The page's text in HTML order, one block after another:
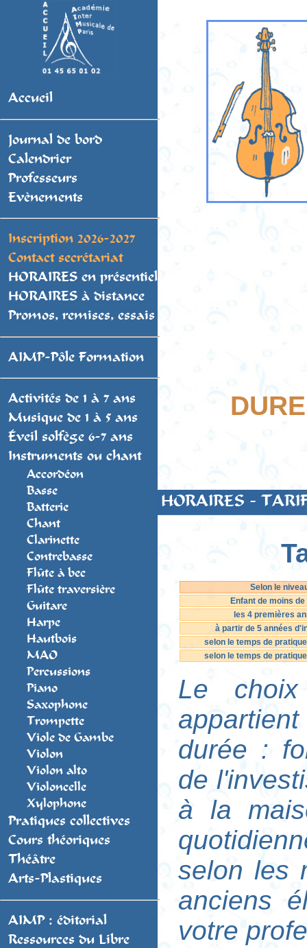
Accueil
Journal de bord
Calendrier
Professeurs
Evènements
Inscription 2026-2027
Contact secrétariat
HORAIRES en présentiel
HORAIRES à distance
Promos, remises, essais
AIMP-Pôle Formation
Activités de 1 à 7 ans
Musique de 1 à 5 ans
Éveil solfège 6-7 ans
Instruments ou chant
Accordéon
Basse
Batterie
Chant
Clarinette
Contrebasse
Flûte à bec
Flûte traversière
Guitare
Harpe
Hautbois
MAO
Percussions
Piano
Saxophone
Trompette
Viole de Gambe
Violon
Violon alto
Violoncelle
Xylophone
Pratiques collectives
Cours théoriques
Théâtre
Arts-Plastiques
AIMP : éditorial
Ressources du Libre
HORAIRES -
Selon le
Enfant de moins de
les 4 premières
à partir de 5 années
selon le temps de
selon le temps de
Le
durée :
de
à la
selon les
anciens
votre